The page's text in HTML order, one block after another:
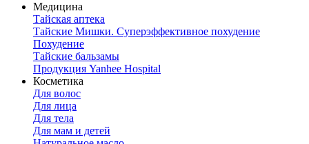
Медицина
Тайская аптека
Тайские Мишки. Суперэффективное похудение
Похудение
Тайские бальзамы
Продукция Yanhee Hospital
Косметика
Для волос
Для лица
Для тела
Для мам и детей